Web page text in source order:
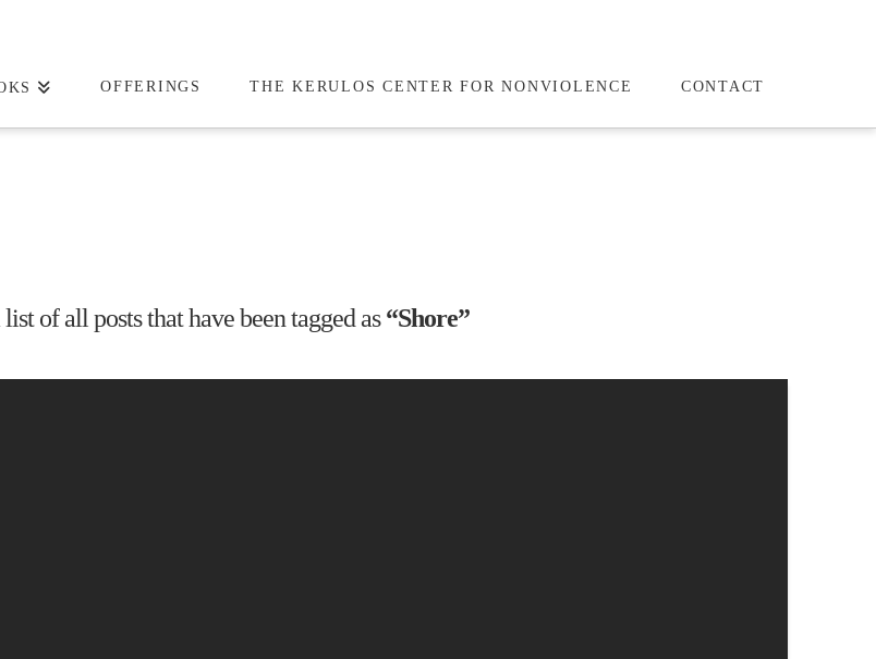
OFFERINGS THE KERULOS CENTER FOR NONVIOLENCE CONTACT
of all posts that have been tagged as“Shore”